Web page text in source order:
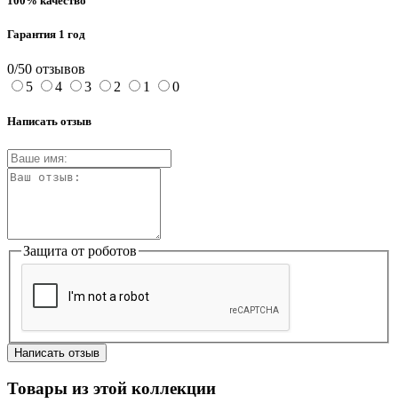
Гарантия 1 год
0/50 отзывов
5
4 3 2 1 0
Написать отзыв
Защита от роботов
Написать отзыв
Товары из этой коллекции